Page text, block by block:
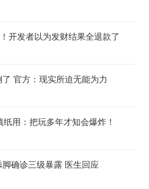
开发者以为发财结果全退款了
官方：现实所迫无能为力
用：把玩多年才知会爆炸！
确诊三级暴露 医生回应